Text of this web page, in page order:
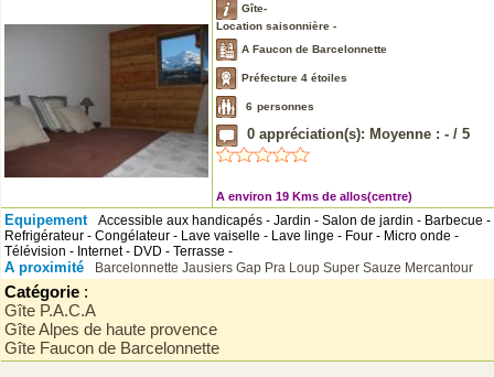
Gîte-
Location saisonnière -
A Faucon de Barcelonnette
Préfecture 4 étoiles
6 personnes
0 appréciation(s): Moyenne : - / 5
A environ 19 Kms de allos(centre)
Equipement
Accessible aux handicapés - Jardin - Salon de jardin - Barbecue -
Refrigérateur - Congélateur - Lave vaiselle - Lave linge - Four - Micro onde -
Télévision - Internet - DVD - Terrasse -
A proximité Barcelonnette Jausiers Gap Pra Loup Super Sauze Mercantour
Catégorie :
Gîte P.A.C.A
Gîte Alpes de haute provence
Gîte Faucon de Barcelonnette